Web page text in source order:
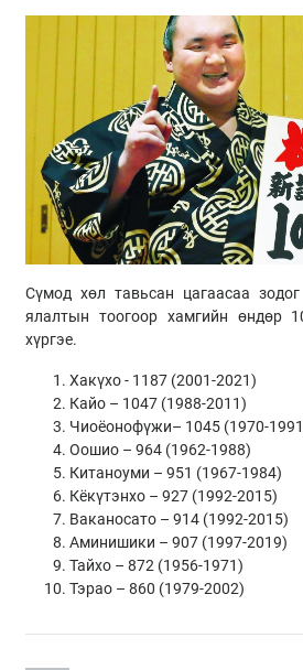
Сүмод хөл тавьсан цагаасаа
ялалтын тоогоор хамгийн өндөр
хүргэе.
Хакүхо - 1187 (2001-2021)
Кайо – 1047 (1988-2011)
Чиоёонофүжи– 1045 (1970-
Оошио‬ – 964 (1962-1988)
Китаноуми – 951 (1967-1984)
Кёкүтэнхо – 927 (1992-2015)
Ваканосато – 914 (1992-2015)
Аминишики – 907 (1997-2019)
Тайхо – 872 (1956-1971)
‬Тэрао – 860 (1979-2002)